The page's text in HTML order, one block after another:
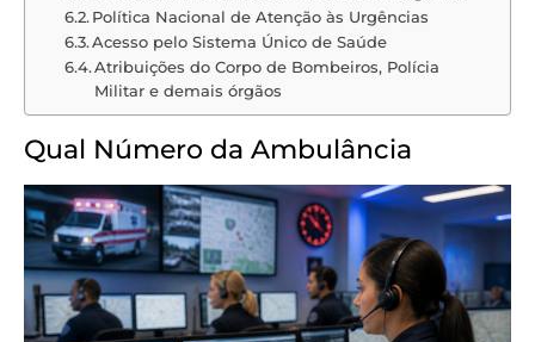
Política Nacional de Atenção às Urgências
Acesso pelo Sistema Único de Saúde
Atribuições do Corpo de Bombeiros, Polícia
Militar e demais órgãos
Qual Número da Ambulância